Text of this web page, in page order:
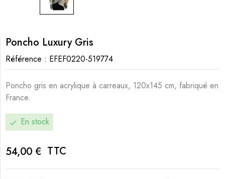
Poncho Luxury Gris
Référence : EFEF0220-519774
Poncho gris en acrylique à carreaux, 120x145 cm, fabriqué en
France.
check En stock
54,00 € TTC